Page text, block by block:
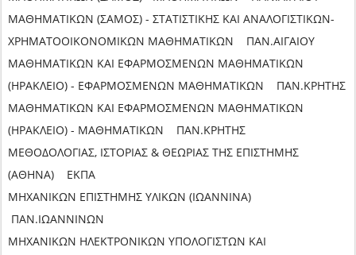
ΜΑΘΗΜΑΤΙΚΩΝ (ΣΑΜΟΣ) - ΣΤΑΤΙΣΤΙΚΗΣ ΚΑΙ ΑΝΑΛΟΓΙΣΤΙΚΩΝ-
ΧΡΗΜΑΤΟΟΙΚΟΝΟΜΙΚΩΝ ΜΑΘΗΜΑΤΙΚΩΝ ΠΑΝ.ΑΙΓΑΙΟΥ
ΜΑΘΗΜΑΤΙΚΩΝ KAI ΕΦΑΡΜΟΣΜΕΝΩΝ ΜΑΘΗΜΑΤΙΚΩΝ
(ΗΡΑΚΛΕΙΟ) - ΕΦΑΡΜΟΣΜΕΝΩΝ ΜΑΘΗΜΑΤΙΚΩΝ ΠΑΝ.ΚΡΗΤΗΣ
ΜΑΘΗΜΑΤΙΚΩΝ KAI ΕΦΑΡΜΟΣΜΕΝΩΝ ΜΑΘΗΜΑΤΙΚΩΝ
(ΗΡΑΚΛΕΙΟ) - ΜΑΘΗΜΑΤΙΚΩΝ ΠΑΝ.ΚΡΗΤΗΣ
ΜΕΘΟΔΟΛΟΓΙΑΣ, ΙΣΤΟΡΙΑΣ & ΘΕΩΡΙΑΣ ΤΗΣ ΕΠΙΣΤΗΜΗΣ
(ΑΘΗΝΑ) ΕΚΠΑ
ΜΗΧΑΝΙΚΩΝ ΕΠΙΣΤΗΜΗΣ ΥΛΙΚΩΝ (ΙΩΑΝΝΙΝΑ)
ΠΑΝ.ΙΩΑΝΝΙΝΩΝ
ΜΗΧΑΝΙΚΩΝ ΗΛΕΚΤΡΟΝΙΚΩΝ ΥΠΟΛΟΓΙΣΤΩΝ ΚΑΙ